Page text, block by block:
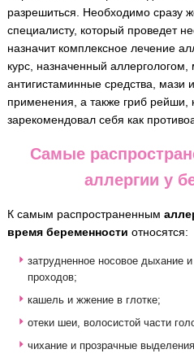
разрешиться. Необходимо сразу
специалисту, который проведет
назначит комплексное лечение
курс, назначенный аллергологом,
антигистаминные средства, мази
применения, а также гриб рейши,
зарекомендовал себя как
Самые
аллергии у
К самым распространенным
время беременности относятся:
затрудненное носовое дыхание
проходов;
кашель и жжение в глотке;
отеки шеи, волосистой части
чихание и прозрачные